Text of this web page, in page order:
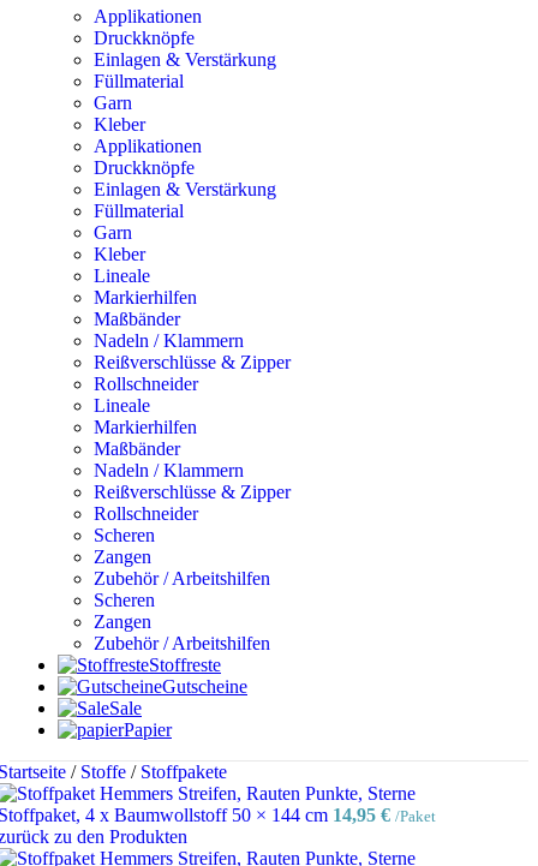
Applikationen
Druckknöpfe
Einlagen & Verstärkung
Füllmaterial
Garn
Kleber
Applikationen
Druckknöpfe
Einlagen & Verstärkung
Füllmaterial
Garn
Kleber
Lineale
Markierhilfen
Maßbänder
Nadeln / Klammern
Reißverschlüsse & Zipper
Rollschneider
Lineale
Markierhilfen
Maßbänder
Nadeln / Klammern
Reißverschlüsse & Zipper
Rollschneider
Scheren
Zangen
Zubehör / Arbeitshilfen
Scheren
Zangen
Zubehör / Arbeitshilfen
Stoffreste
Gutscheine
Sale
Papier
/ Stoffe / Stoffpakete
4 x Baumwollstoff 50 × 144 cm 14,95 € /Paket
zu den Produkten